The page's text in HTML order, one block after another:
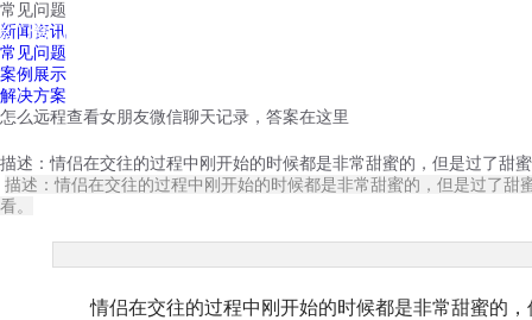
红鹰工作手机
常见问题
新闻资讯
常见问题
案例展示
解决方案
怎么远程查看女朋友微信聊天记录，答案在这里
描述：情侣在交往的过程中刚开始的时候都是非常甜蜜的，但是过了甜
描述：情侣在交往的过程中刚开始的时候都是非常甜蜜的，但是过了
看。
情侣在交往的过程中刚开始的时候都是非常甜蜜的，